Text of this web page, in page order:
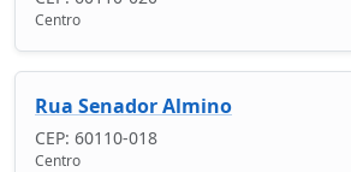
Centro
Rua Senador Almino
CEP: 60110-018
Centro